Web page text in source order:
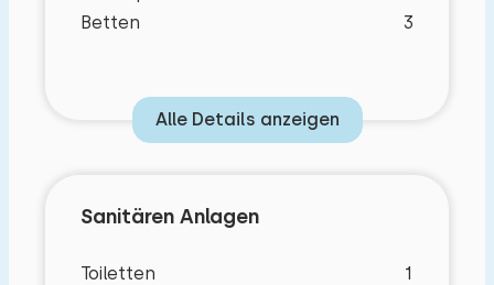
Wäscheschrank. Das Badezimmer ist mit einer
Ihr Elektrofahrrad aufladen können. Auf dem
allgemeinen Parkplatz gibt es Platz für ein Auto.
Purzelbäumen und Go-Karts.
Betten
3
Alle Details anzeigen
Sanitären Anlagen
Toiletten
1